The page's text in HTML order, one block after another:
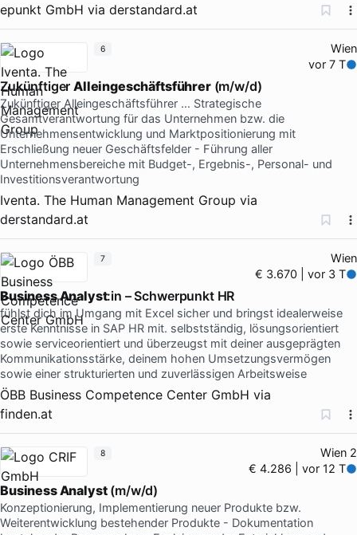
epunkt GmbH via derstandard.at
Wien
vor 7 T
ZukünftigerAlleingeschäftsführer(m/w/d)
Zukünftiger Alleingeschäftsführer … Strategische
Gesamtverantwortung für das Unternehmen bzw. die
Unternehmensentwicklung und Marktpositionierung mit
Erschließung neuer Geschäftsfelder - Führung aller
Unternehmensbereiche mit Budget-, Ergebnis-, Personal- und
Investitionsverantwortung
Iventa. The Human Management Group via
derstandard.at
6
Wien
€ 3.670 | vor 3 T
Business Analyst:in – Schwerpunkt HR
fühlst dich im Umgang mit Excel sicher und bringst idealerweise
erste Kenntnisse in SAP HR mit. selbstständig, lösungsorientiert
sowie serviceorientiert und überzeugst mit deiner ausgeprägten
Kommunikationsstärke, deinem hohen Umsetzungsvermögen
sowie einer strukturierten und zuverlässigen Arbeitsweise
ÖBB Business Competence Center GmbH via
finden.at
7
Wien 2
€ 4.286 | vor 12 T
Business Analyst(m/w/d)
Konzeptionierung, Implementierung neuer Produkte bzw.
Weiterentwicklung bestehender Produkte - Dokumentation
8